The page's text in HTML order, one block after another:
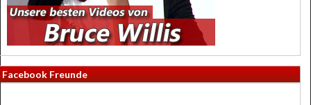
Facebook Freunde